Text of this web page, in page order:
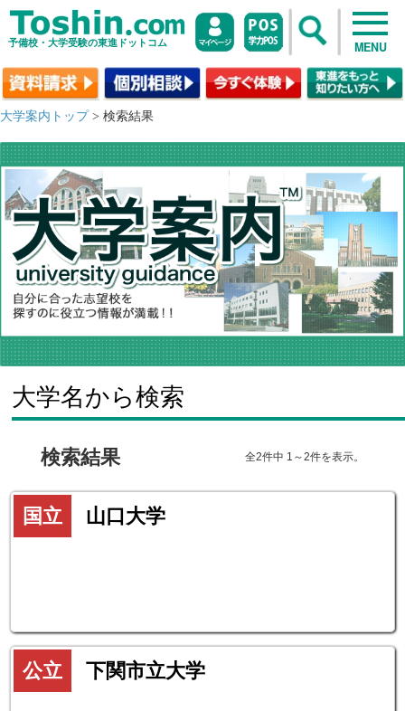
予備校・大学受験の東進ドットコム MENU
大学案内トップ > 検索結果
大学名から検索
検索結果 全2件中 1～2件を表示。
国立 山口大学
公立 下関市立大学